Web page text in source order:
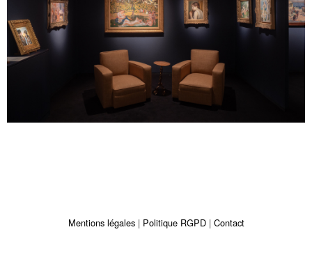
Mentions légales Politique RGPD Contact